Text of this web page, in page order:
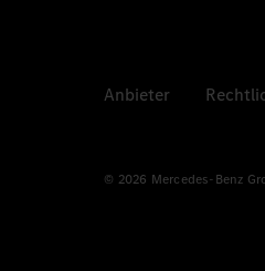
Anbieter
© 2026 Mercedes-Benz